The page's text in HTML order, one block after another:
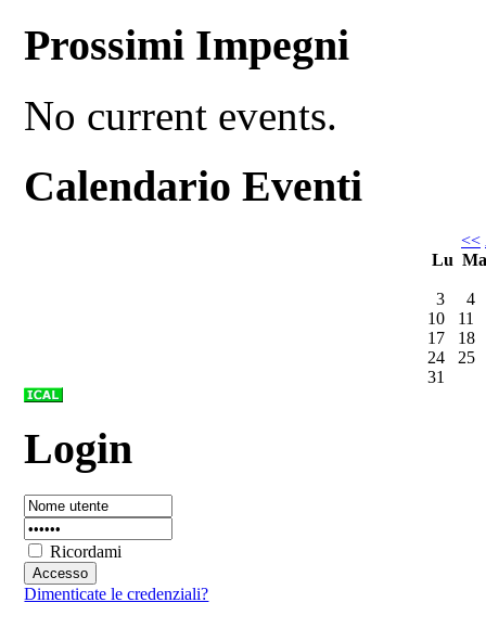
Prossimi Impegni
No current events.
Calendario Eventi
<<
Lu
3
4
10
11
17
18
24
25
31
Login
Ricordami
Dimenticate le credenziali?